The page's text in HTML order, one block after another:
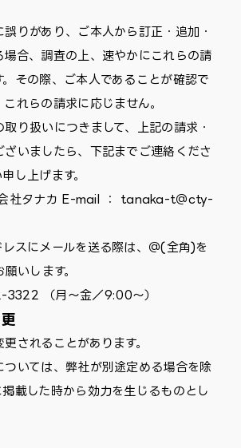
りがあり、ご本人から訂正・追加・
場合、調査の上、速やかにこれらの請
その際、ご本人であることが確認で
れらの請求に応じません。
り扱いにつきまして、上記の請求・
ざいましたら、下記までご連絡くださ
し上げます。
会社タナカ E-mail ： tanaka-t＠cty-
スにメールを送る際は、＠(全角)を
いします。
（月～金／9:00～）
されることがあります。
ついては、弊社が別途定める場合を除
載した時から効力を生じるものとし